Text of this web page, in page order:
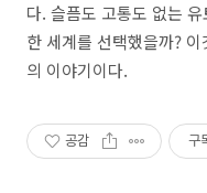
다. 슬픔도 고통도 없는
한 세계를 선택했을까?
의 이야기이다.
공감 구